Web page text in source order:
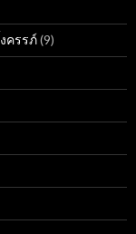
ครรภ์(9)